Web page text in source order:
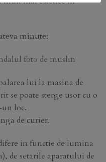
minute:
foto de muslin
lui la masina de
se poate sterge usor cu o
un loc.
de curier.
in functie de lumina
de setarile aparatului de